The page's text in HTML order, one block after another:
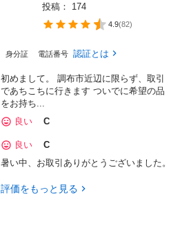
投稿： 174
4.9(82)
身分証 電話番号 認証とは
初めまして。 調布市近辺に限らず、取引
であちこちに行きます ついでに希望の品
をお持ち...
良い
C
良い
C
暑い中、お取引ありがとうございました。
評価をもっと見る